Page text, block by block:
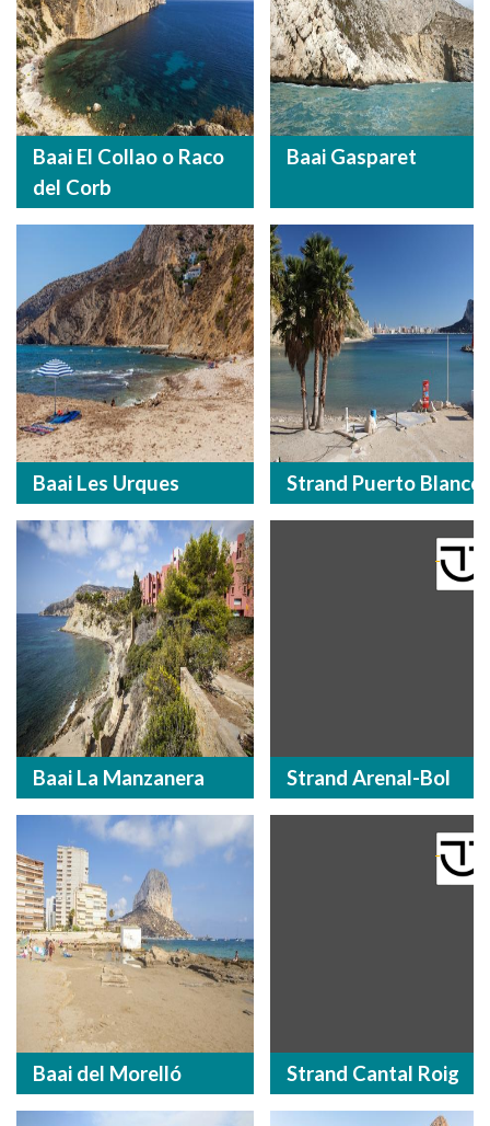
Baai El Collao o Raco
del Corb
Baai Gasparet
Baai Les Urques Strand Puerto Blanco
Baai La Manzanera Strand Arenal-Bol
Baai del Morelló Strand Cantal Roig